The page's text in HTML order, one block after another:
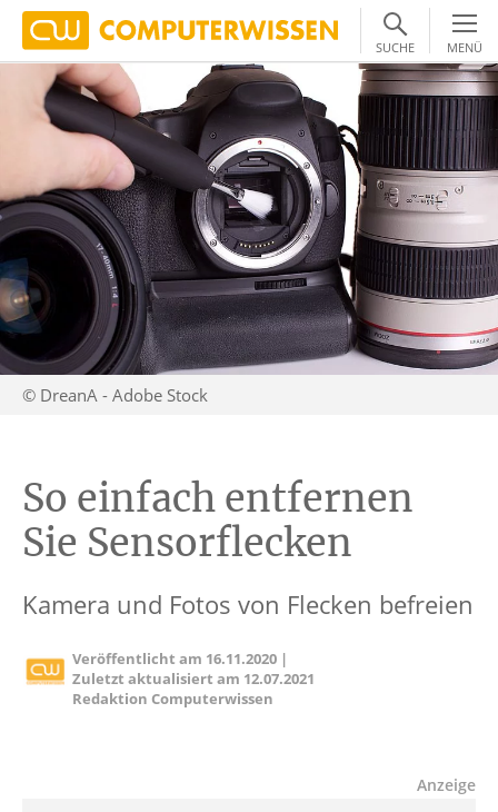
SUCHE MENÜ
© DreanA - Adobe Stock
So einfach entfernen
Sie Sensorflecken
Kamera und Fotos von Flecken befreien
Veröffentlicht am 16.11.2020 |
Zuletzt aktualisiert am 12.07.2021
Redaktion Computerwissen